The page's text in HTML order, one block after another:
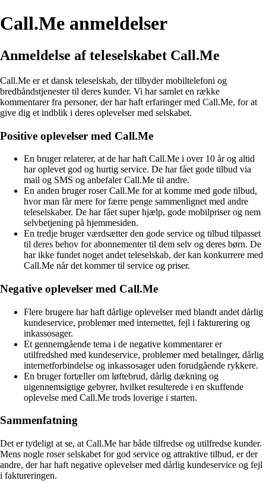
Call.Me anmeldelser
Anmeldelse af teleselskabet Call.Me
Call.Me er et dansk teleselskab, der tilbyder mobiltelefoni og
bredbåndstjenester til deres kunder. Vi har samlet en række
kommentarer fra personer, der har haft erfaringer med Call.Me, for at
give dig et indblik i deres oplevelser med selskabet.
Positive oplevelser med Call.Me
En bruger relaterer, at de har haft Call.Me i over 10 år og altid
har oplevet god og hurtig service. De har fået gode tilbud via
mail og SMS og anbefaler Call.Me til andre.
En anden bruger roser Call.Me for at komme med gode tilbud,
hvor man får mere for færre penge sammenlignet med andre
teleselskaber. De har fået super hjælp, gode mobilpriser og nem
selvbetjening på hjemmesiden.
En tredje bruger værdsætter den gode service og tilbud tilpasset
til deres behov for abonnementer til dem selv og deres børn. De
har ikke fundet noget andet teleselskab, der kan konkurrere med
Call.Me når det kommer til service og priser.
Negative oplevelser med Call.Me
Flere brugere har haft dårlige oplevelser med blandt andet dårlig
kundeservice, problemer med internettet, fejl i fakturering og
inkassosager.
Et gennemgående tema i de negative kommentarer er
utilfredshed med kundeservice, problemer med betalinger, dårlig
internetforbindelse og inkassosager uden forudgående rykkere.
En bruger fortæller om løftebrud, dårlig dækning og
uigennemsigtige gebyrer, hvilket resulterede i en skuffende
oplevelse med Call.Me trods loverige i starten.
Sammenfatning
Det er tydeligt at se, at Call.Me har både tilfredse og utilfredse kunder.
Mens nogle roser selskabet for god service og attraktive tilbud, er der
andre, der har haft negative oplevelser med dårlig kundeservice og fejl
i faktureringen.